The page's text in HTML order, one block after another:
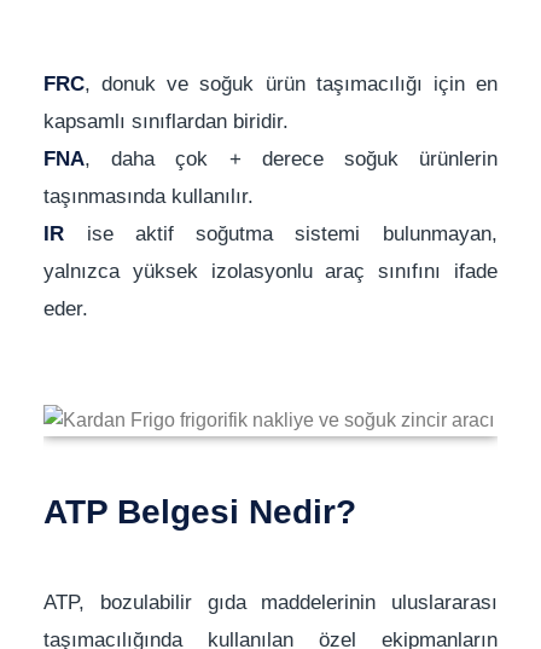
FRC, donuk ve soğuk ürün taşımacılığı için en
kapsamlı sınıflardan biridir.
FNA, daha çok + derece soğuk ürünlerin
taşınmasında kullanılır.
IR ise aktif soğutma sistemi bulunmayan,
yalnızca yüksek izolasyonlu araç sınıfını ifade
eder.
ATP Belgesi Nedir?
ATP, bozulabilir gıda maddelerinin uluslararası
taşımacılığında kullanılan özel ekipmanların